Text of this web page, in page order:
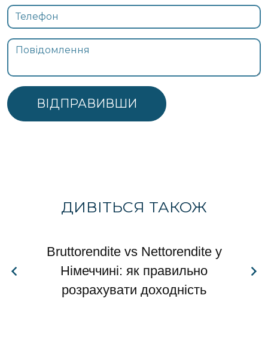
ВІДПРАВИВШИ
ДИВІТЬСЯ ТАКОЖ
Bruttorendite vs Nettorendite у
Німеччині: як правильно
розрахувати доходність